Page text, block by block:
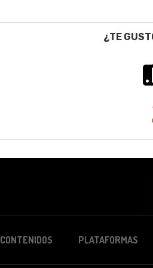
¿TE
CONTENIDOS PLATAFORMAS